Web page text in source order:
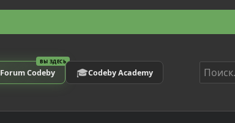
ВЫ ЗДЕСЬ
Forum Codeby 🎓Codeby Academy